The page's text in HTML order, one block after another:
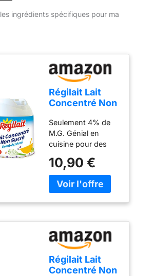
ingrédients spécifiques pour ma
Régilait Lait
Concentré Non
Lait 200 g -
Pack de 10
Seulement 4% de
M.G. Génial en
cuisine pour des
sucrées. Pot de lait
200g avec système
d'ouverture facile et
10,90 €
Régilait Lait
Concentré Non